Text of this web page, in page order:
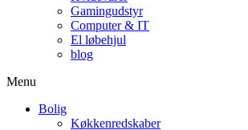
Gamingudstyr
Computer & IT
El løbehjul
blog
Menu
Bolig
Køkkenredskaber